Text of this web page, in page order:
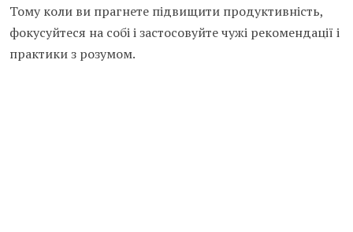
Тому коли ви прагнете підвищити продуктивність,
фокусуйтеся на собі і застосовуйте чужі рекомендації і
практики з розумом.